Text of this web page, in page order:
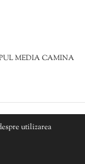
Arrested
MEDIA CAMINA
utilizarea